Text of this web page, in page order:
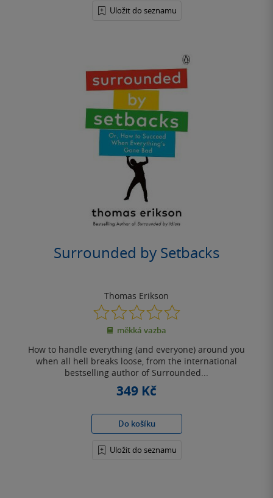
Uložit do seznamu
Surrounded by Setbacks
Thomas Erikson
0.0
z
5
měkká vazba
How to handle everything (and everyone) around you
when all hell breaks loose, from the international
bestselling author of Surrounded...
349 Kč
Do košíku
Uložit do seznamu